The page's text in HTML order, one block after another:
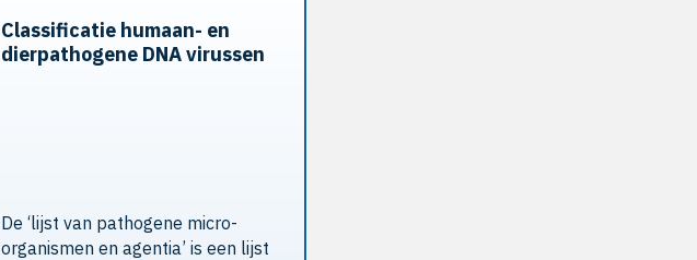
Classificatie humaan- en
dierpathogene DNA virussen
De ‘lijst van pathogene micro-
organismen en agentia’ is een lijst